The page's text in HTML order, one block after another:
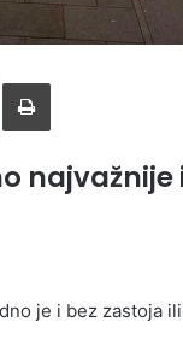
je i bez zastoja